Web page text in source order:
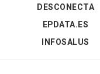
DESCONECTA
EPDATA.ES
INFOSALUS